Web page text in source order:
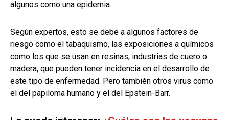
algunos como una epidemia.
Según expertos, esto se debe a algunos factores de
riesgo como el tabaquismo, las exposiciones a químicos
como los que se usan en resinas, industrias de cuero o
madera, que pueden tener incidencia en el desarrollo de
este tipo de enfermedad. Pero también otros virus como
el del papiloma humano y el del Epstein-Barr.